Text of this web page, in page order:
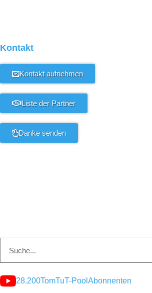
Kontakt
Kontakt aufnehmen
Liste der Partner
Danke senden
28.200TomTuT-Pool Abonnenten